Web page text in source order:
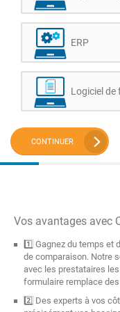
ERP
Logiciel
CONTINUER
Vos avantages avec
1️⃣ Gagnez du temps et
de comparaison. Notre
avec les prestataires
formulaire remplace
2️⃣ Des experts à vos